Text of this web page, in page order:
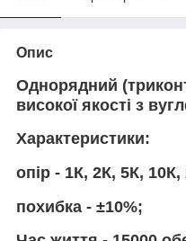
Опис
Однорядний
високої якості з
Характеристики:
опір - 1К, 2К, 5К,
похибка - ±10%;